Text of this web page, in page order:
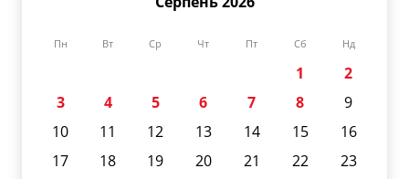
Пн Вт Ср Чт Пт Сб Нд
1
2
3
4 5 6 7 8
9
10
11 12 13 14 15
16
17
18 19 20 21 22
23